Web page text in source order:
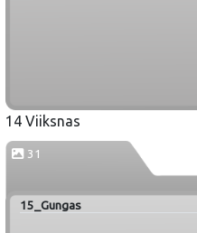
14 Viiksnas
31
15_Gungas